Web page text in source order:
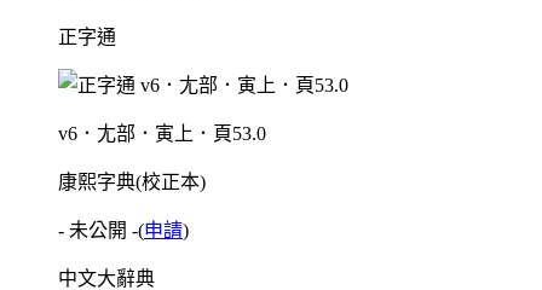
正字通
v6．尢部．寅上．頁53.0
康熙字典(校正本)
- 未公開 -(申請)
中文大辭典